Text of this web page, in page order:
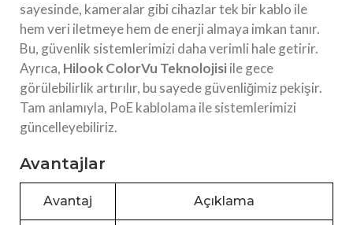
sayesinde, kameralar gibi cihazlar tek bir kablo ile
hem veri iletmeye hem de enerji almaya imkan tanır.
Bu, güvenlik sistemlerimizi daha verimli hale getirir.
Ayrıca, Hilook ColorVu Teknolojisiile gece
görülebilirlik artırılır, bu sayede güvenliğimiz pekişir.
Tam anlamıyla, PoE kablolama ile sistemlerimizi
güncelleyebiliriz.
Avantajlar
Avantaj Açıklama